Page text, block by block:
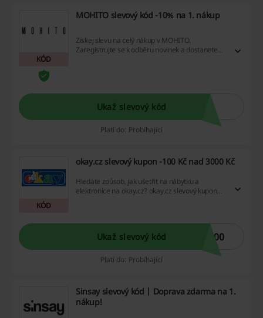
KÓD
MOHITO slevový kód -10% na 1. nákup
Získej slevu na celý nákup v MOHITO.
Zaregistrujte se k odběru novinek a dostanete
Ukaž slevový kód
Platí do: Probíhající
KÓD
okay.cz slevový kupon -100 Kč nad 3000 Kč
Hledáte způsob, jak ušetřit na nábytku a
elektronice na okay.cz? okay.cz slevový kupon
Ukaž slevový kód 100
Platí do: Probíhající
Sinsay slevový kód | Doprava zdarma na 1.
nákup!